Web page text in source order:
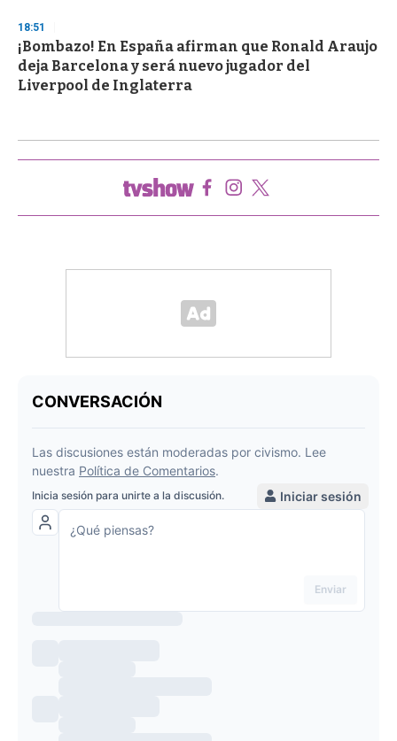
18:51
¡Bombazo! En España afirman que Ronald Araujo
deja Barcelona y será nuevo jugador del
Liverpool de Inglaterra